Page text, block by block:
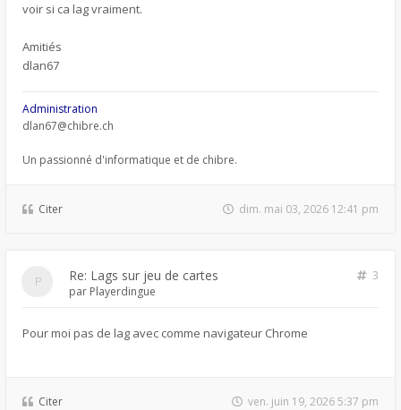
voir si ca lag vraiment.
Amitiés
dlan67
Administration
dlan67@chibre.ch
Un passionné d'informatique et de chibre.
Citer dim. mai 03, 2026 12:41 pm
Re: Lags sur jeu de cartes
3
par Playerdingue
Pour moi pas de lag avec comme navigateur Chrome
Citer ven. juin 19, 2026 5:37 pm